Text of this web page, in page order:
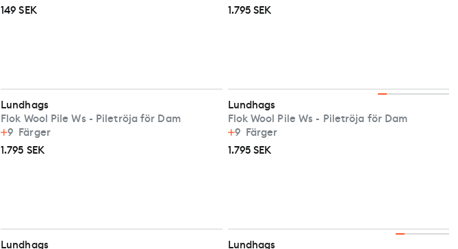
149 SEK
1.795 SEK
Lundhags
Flok Wool Pile Ws - Piletröja för Dam
9 Färger
1.795 SEK
Lundhags
Flok Wool Pile Ws - Piletröja för Dam
9 Färger
1.795 SEK
Lundhags
Lundhags